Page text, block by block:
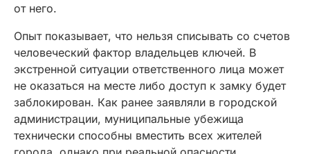
от него.
Опыт показывает, что нельзя списывать со счетов
человеческий фактор владельцев ключей. В
экстренной ситуации ответственного лица может
не оказаться на месте либо доступ к замку будет
заблокирован. Как ранее заявляли в городской
администрации, муниципальные убежища
технически способны вместить всех жителей